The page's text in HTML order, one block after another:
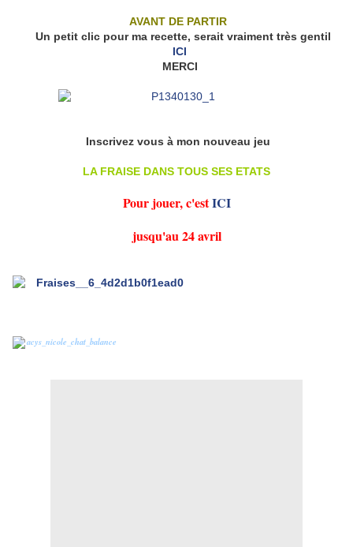
AVANT DE PARTIR
Un petit clic pour ma recette, serait vraiment très gentil
ICI
MERCI
Inscrivez vous à mon nouveau jeu
LA FRAISE DANS TOUS SES ETATS
Pour jouer, c'estICI
jusqu'au 24 avril